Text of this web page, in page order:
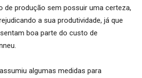
de produção sem possuir uma certeza,
a sua produtividade, já que
boa parte do custo de
algumas medidas para